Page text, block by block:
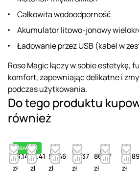
Całkowita wodoodporność
Akumulator litowo-jonowy
Ładowanie przez USB (kabel w
Rose Magic łączy w sobie estetykę,
komfort, zapewniając delikatne i
podczas użytkowania.
Do tego produktu
również
Nowość
53.14
zł
41.41
zł
54.46
zł
23.37
zł
86.27
zł
52.89
zł